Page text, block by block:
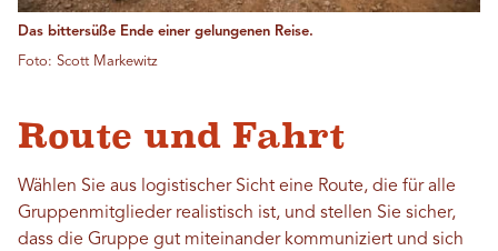
Das bittersüße Ende einer gelungenen Reise.
Foto: Scott Markewitz
Route und Fahrt
Wählen Sie aus logistischer Sicht eine Route, die für alle
Gruppenmitglieder realistisch ist, und stellen Sie sicher,
dass die Gruppe gut miteinander kommuniziert und sich